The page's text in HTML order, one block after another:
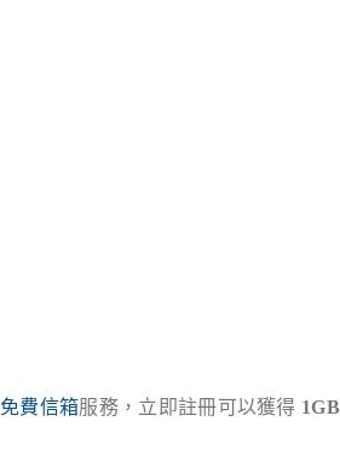
免費信箱服務，立即註冊可以獲得 1GB